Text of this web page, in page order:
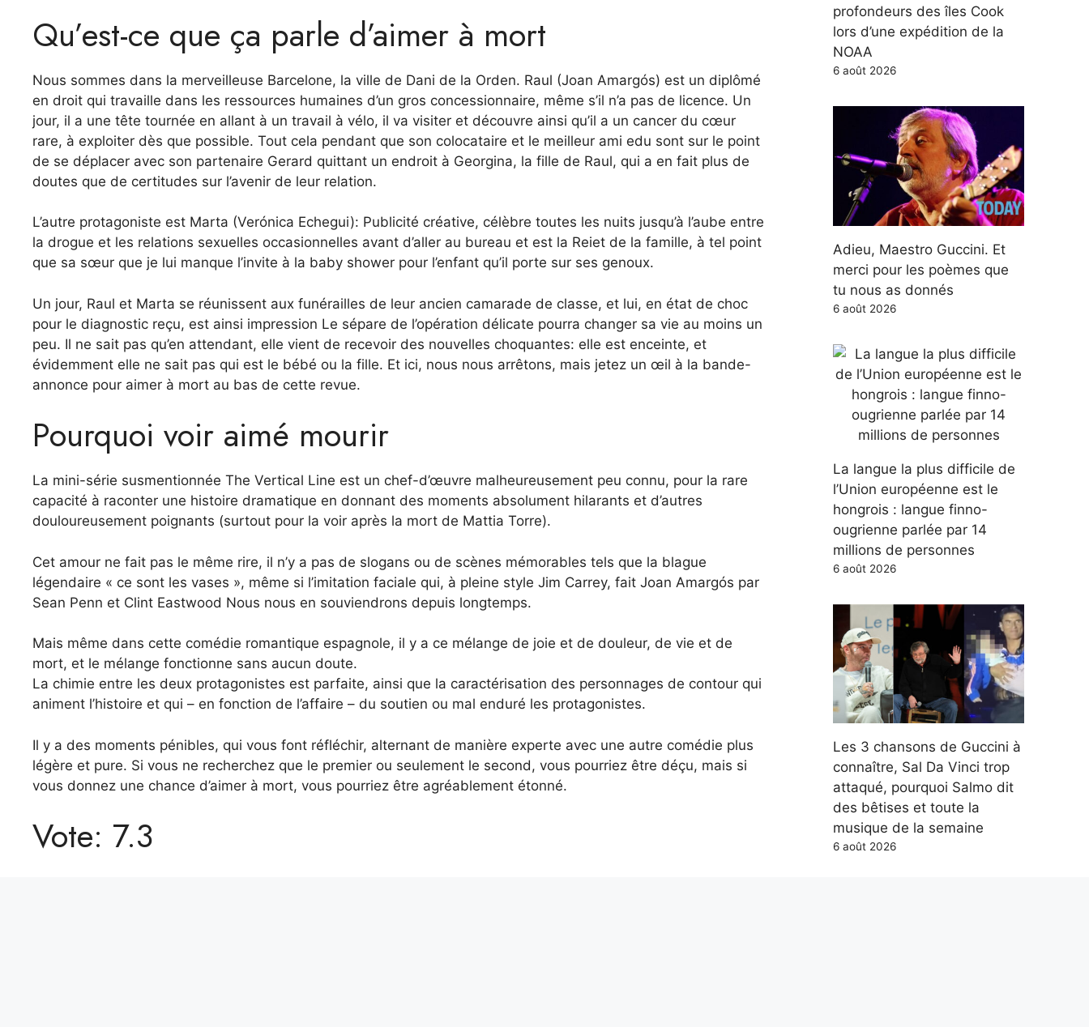
Qu’est-ce que ça parle d’aimer à mort
Nous sommes dans la merveilleuse Barcelone, la ville de Dani de la Orden. Raul (Joan Amargós) est un diplômé
en droit qui travaille dans les ressources humaines d’un gros concessionnaire, même s’il n’a pas de licence. Un
jour, il a une tête tournée en allant à un travail à vélo, il va visiter et découvre ainsi qu’il a un cancer du cœur
rare, à exploiter dès que possible. Tout cela pendant que son colocataire et le meilleur ami edu sont sur le point
de se déplacer avec son partenaire Gerard quittant un endroit à Georgina, la fille de Raul, qui a en fait plus de
doutes que de certitudes sur l’avenir de leur relation.
L’autre protagoniste est Marta (Verónica Echegui): Publicité créative, célèbre toutes les nuits jusqu’à l’aube entre
la drogue et les relations sexuelles occasionnelles avant d’aller au bureau et est la Reiet de la famille, à tel point
que sa sœur que je lui manque l’invite à la baby shower pour l’enfant qu’il porte sur ses genoux.
Un jour, Raul et Marta se réunissent aux funérailles de leur ancien camarade de classe, et lui, en état de choc
pour le diagnostic reçu, est ainsi impression Le sépare de l’opération délicate pourra changer sa vie au moins un
peu. Il ne sait pas qu’en attendant, elle vient de recevoir des nouvelles choquantes: elle est enceinte, et
évidemment elle ne sait pas qui est le bébé ou la fille. Et ici, nous nous arrêtons, mais jetez un œil à la bande-
annonce pour aimer à mort au bas de cette revue.
Pourquoi voir aimé mourir
La mini-série susmentionnée The Vertical Line est un chef-d’œuvre malheureusement peu connu, pour la rare
capacité à raconter une histoire dramatique en donnant des moments absolument hilarants et d’autres
douloureusement poignants (surtout pour la voir après la mort de Mattia Torre).
Cet amour ne fait pas le même rire, il n’y a pas de slogans ou de scènes mémorables tels que la blague
légendaire « ce sont les vases », même si l’imitation faciale qui, à pleine style Jim Carrey, fait Joan Amargós par
Sean Penn et Clint Eastwood Nous nous en souviendrons depuis longtemps.
Mais même dans cette comédie romantique espagnole, il y a ce mélange de joie et de douleur, de vie et de
mort, et le mélange fonctionne sans aucun doute.
La chimie entre les deux protagonistes est parfaite, ainsi que la caractérisation des personnages de contour qui
animent l’histoire et qui – en fonction de l’affaire – du soutien ou mal enduré les protagonistes.
Il y a des moments pénibles, qui vous font réfléchir, alternant de manière experte avec une autre comédie plus
légère et pure. Si vous ne recherchez que le premier ou seulement le second, vous pourriez être déçu, mais si
vous donnez une chance d’aimer à mort, vous pourriez être agréablement étonné.
Vote: 7.3
profondeurs des îles Cook
lors d’une expédition de la
NOAA
6 août 2026
Adieu, Maestro Guccini. Et
merci pour les poèmes que
tu nous as donnés
6 août 2026
La langue la plus difficile de
l’Union européenne est le
hongrois : langue finno-
ougrienne parlée par 14
millions de personnes
6 août 2026
Les 3 chansons de Guccini à
connaître, Sal Da Vinci trop
attaqué, pourquoi Salmo dit
des bêtises et toute la
musique de la semaine
6 août 2026